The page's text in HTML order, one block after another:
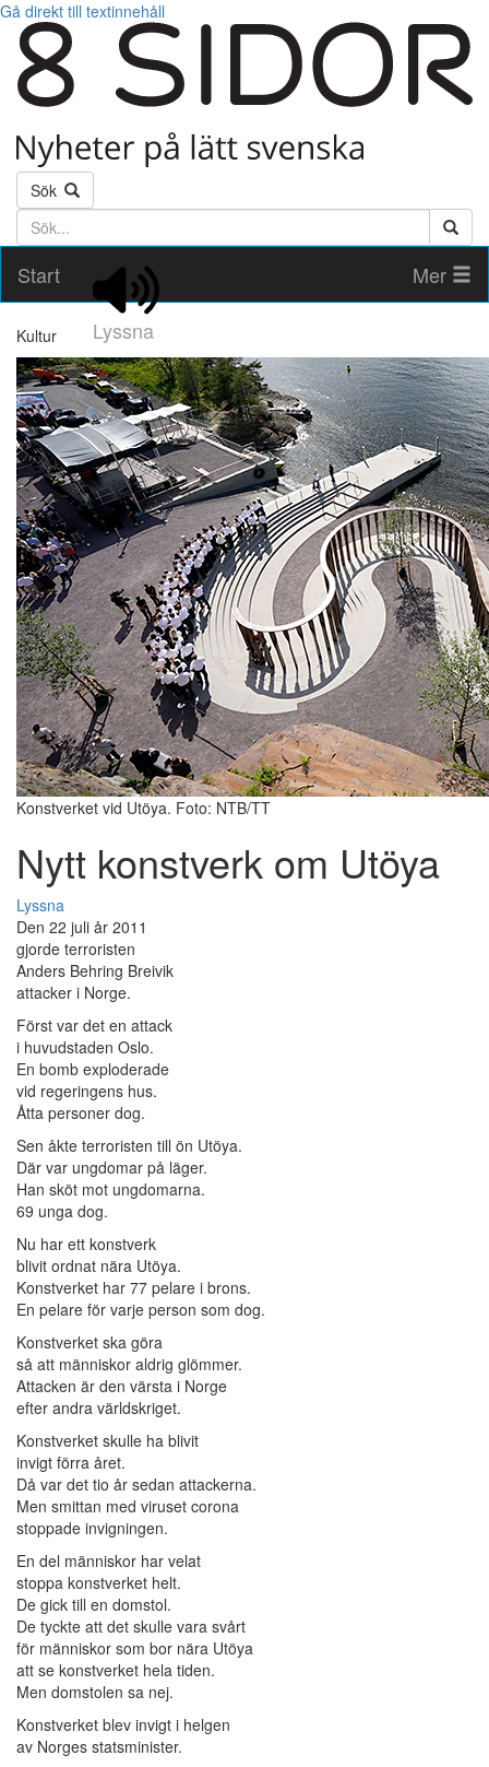
Gå direkt till textinnehåll
Sök
Söktext
Start
Lyssna
Mer
Kultur
Konstverket vid Utöya. Foto: NTB/TT
Nytt konstverk om Utöya
Lyssna
Den 22 juli år 2011
gjorde terroristen
Anders Behring Breivik
attacker i Norge.
Först var det en attack
i huvudstaden Oslo.
En bomb exploderade
vid regeringens hus.
Åtta personer dog.
Sen åkte terroristen till ön Utöya.
Där var ungdomar på läger.
Han sköt mot ungdomarna.
69 unga dog.
Nu har ett konstverk
blivit ordnat nära Utöya.
Konstverket har 77 pelare i brons.
En pelare för varje person som dog.
Konstverket ska göra
så att människor aldrig glömmer.
Attacken är den värsta i Norge
efter andra världskriget.
Konstverket skulle ha blivit
invigt förra året.
Då var det tio år sedan attackerna.
Men smittan med viruset corona
stoppade invigningen.
En del människor har velat
stoppa konstverket helt.
De gick till en domstol.
De tyckte att det skulle vara svårt
för människor som bor nära Utöya
att se konstverket hela tiden.
Men domstolen sa nej.
Konstverket blev invigt i helgen
av Norges statsminister.